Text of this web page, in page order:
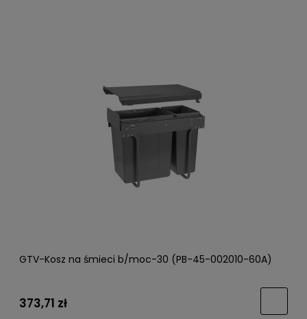
GTV-Kosz na śmieci b/moc-30 (PB-45-002010-60A)
373,71 zł